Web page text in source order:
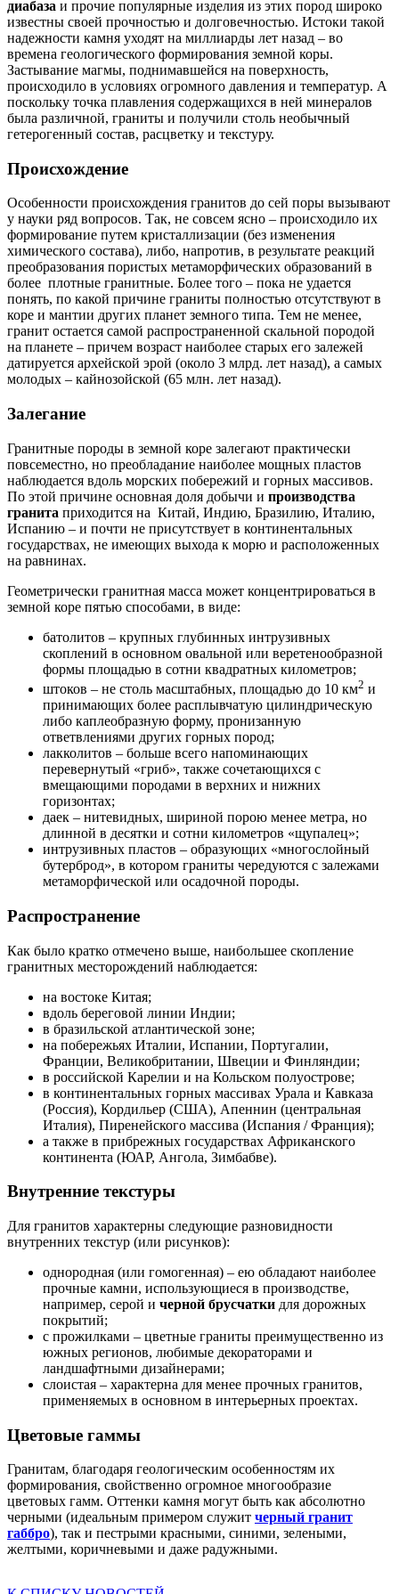
диабаза и прочие популярные изделия из этих пород широко
известны своей прочностью и долговечностью. Истоки такой
надежности камня уходят на миллиарды лет назад – во
времена геологического формирования земной коры.
Застывание магмы, поднимавшейся на поверхность,
происходило в условиях огромного давления и температур. А
поскольку точка плавления содержащихся в ней минералов
была различной, граниты и получили столь необычный
гетерогенный состав, расцветку и текстуру.
Происхождение
Особенности происхождения гранитов до сей поры вызывают
у науки ряд вопросов. Так, не совсем ясно – происходило их
формирование путем кристаллизации (без изменения
химического состава), либо, напротив, в результате реакций
преобразования пористых метаморфических образований в
более плотные гранитные. Более того – пока не удается
понять, по какой причине граниты полностью отсутствуют в
коре и мантии других планет земного типа. Тем не менее,
гранит остается самой распространенной скальной породой
на планете – причем возраст наиболее старых его залежей
датируется архейской эрой (около 3 млрд. лет назад), а самых
молодых – кайнозойской (65 млн. лет назад).
Залегание
Гранитные породы в земной коре залегают практически
повсеместно, но преобладание наиболее мощных пластов
наблюдается вдоль морских побережий и горных массивов.
По этой причине основная доля добычи и производства
гранита приходится на Китай, Индию, Бразилию, Италию,
Испанию – и почти не присутствует в континентальных
государствах, не имеющих выхода к морю и расположенных
на равнинах.
Геометрически гранитная масса может концентрироваться в
земной коре пятью способами, в виде:
батолитов – крупных глубинных интрузивных
скоплений в основном овальной или веретенообразной
формы площадью в сотни квадратных километров;
штоков – не столь масштабных, площадью до 10 км2 и
принимающих более расплывчатую цилиндрическую
либо каплеобразную форму, пронизанную
ответвлениями других горных пород;
лакколитов – больше всего напоминающих
перевернутый «гриб», также сочетающихся с
вмещающими породами в верхних и нижних
горизонтах;
даек – нитевидных, шириной порою менее метра, но
длинной в десятки и сотни километров «щупалец»;
интрузивных пластов – образующих «многослойный
бутерброд», в котором граниты чередуются с залежами
метаморфической или осадочной породы.
Распространение
Как было кратко отмечено выше, наибольшее скопление
гранитных месторождений наблюдается:
на востоке Китая;
вдоль береговой линии Индии;
в бразильской атлантической зоне;
на побережьях Италии, Испании, Португалии,
Франции, Великобритании, Швеции и Финляндии;
в российской Карелии и на Кольском полуострове;
в континентальных горных массивах Урала и Кавказа
(Россия), Кордильер (США), Апеннин (центральная
Италия), Пиренейского массива (Испания / Франция);
а также в прибрежных государствах Африканского
континента (ЮАР, Ангола, Зимбабве).
Внутренние текстуры
Для гранитов характерны следующие разновидности
внутренних текстур (или рисунков):
однородная (или гомогенная) – ею обладают наиболее
прочные камни, использующиеся в производстве,
например, серой и черной брусчатки для дорожных
покрытий;
с прожилками – цветные граниты преимущественно из
южных регионов, любимые декораторами и
ландшафтными дизайнерами;
слоистая – характерна для менее прочных гранитов,
применяемых в основном в интерьерных проектах.
Цветовые гаммы
Гранитам, благодаря геологическим особенностям их
формирования, свойственно огромное многообразие
цветовых гамм. Оттенки камня могут быть как абсолютно
черными (идеальным примером служит черный гранит
габбро), так и пестрыми красными, синими, зелеными,
желтыми, коричневыми и даже радужными.